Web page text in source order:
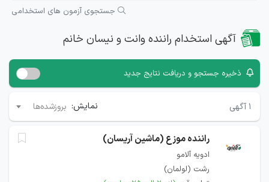
جستجوی آزمون های استخدامی
آگهی استخدام راننده وانت و نیسان خانم
ذخیره جستجو و دریافت نتایج جدید
۱ آگهی نمایش: بروزشده‌ها
راننده موزع (ماشین آریسان)
ادویه آلامو
رشت (لولمان)